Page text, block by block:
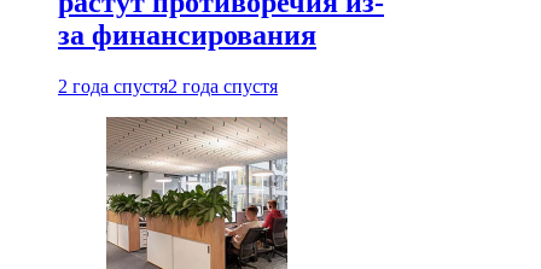
за финансирования
2 года спустя2 года спустя